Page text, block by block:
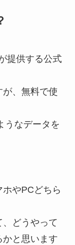
提供する公式
が、無料で使
うなデータを
ホやPCどちら
どうやって
かと思います